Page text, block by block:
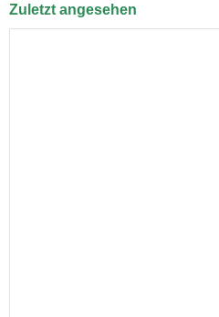
Zuletzt angesehen